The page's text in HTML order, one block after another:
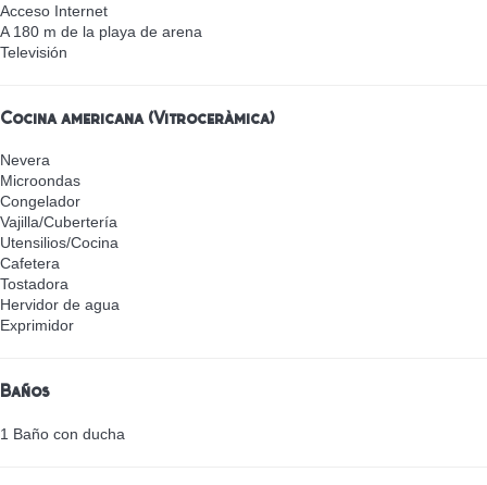
Acceso Internet
A 180 m de la playa de arena
Televisión
Cocina americana (Vitrocerámica)
Nevera
Microondas
Congelador
Vajilla/Cubertería
Utensilios/Cocina
Cafetera
Tostadora
Hervidor de agua
Exprimidor
Baños
1 Baño con ducha